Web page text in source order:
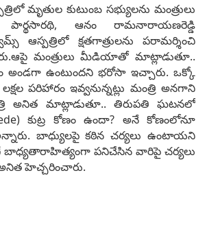
మృతుల కుటుంబ సభ్యులను మంత్రులు
ఆనం రామనారాయణరెడ్డి
ఆస్పత్రిలో క్షతగాత్రులను పరామర్శించి
మంత్రులు మీడియాతో మాట్లాడుతూ..
అండగా ఉంటుందని భరోసా ఇచ్చారు. ఒక్కో
పరిహారం ఇవ్వనున్నట్లు మంత్రి అనగాని
అనిత మాట్లాడుతూ.. తిరుపతి ఘటనలో
కుట్ర కోణం ఉందా? అనే కోణంలోనూ
బాధ్యులపై కఠిన చర్యలు ఉంటాయని
బాధ్యతారాహిత్యంగా పనిచేసిన వారిపై చర్యలు
హెచ్చరించారు.